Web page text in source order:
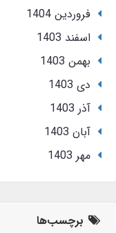
فروردین 1404
اسفند 1403
بهمن 1403
دی 1403
آذر 1403
آبان 1403
مهر 1403
برچسب‌ها